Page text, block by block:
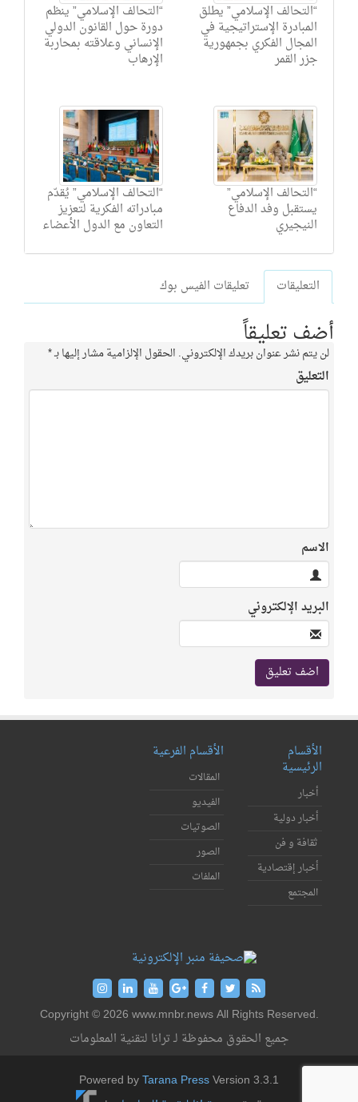
“التحالف الإسلامي” ينظم
دورة حول القانون الدولي
الإنساني وعلاقته بمحاربة
الإرهاب
“التحالف الإسلامي” يطلق
المبادرة الإستراتيجية في
المجال الفكري بجمهورية
جزر القمر
“التحالف الإسلامي” يُقدّم
مبادراته الفكرية لتعزيز
التعاون مع الدول الأعضاء
“التحالف الإسلامي”
يستقبل وفد الدفاع
النيجيري
التعليقات تعليقات الفيس بوك
أضف تعليقاً
لن يتم نشر عنوان بريدك الإلكتروني. الحقول الإلزامية مشار إليها بـ*
التعليق
الاسم
البريد الإلكتروني
الأقسام
الرئيسية
أخبار
أخبار دولية
ثقافة و فن
أخبار إقتصادية
المجتمع
الأقسام الفرعية
المقالات
الفيديو
الصوتيات
الصور
الملفات
Copyright © 2026 www.mnbr.news All Rights Reserved.
جميع الحقوق محفوظة لـ ترانا لتقنية المعلومات
Powered byTarana PressVersion 3.3.1